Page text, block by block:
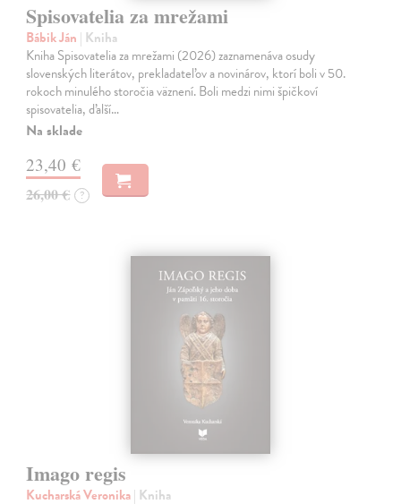
Spisovatelia za mrežami
Bábik Ján | Kniha
Kniha Spisovatelia za mrežami (2026) zaznamenáva osudy
slovenských literátov, prekladateľov a novinárov, ktorí boli v 50.
rokoch minulého storočia väznení. Boli medzi nimi špičkoví
spisovatelia, ďalší…
Na sklade
23,40 €
26,00 € ?
Imago regis
Kucharská Veronika| Kniha